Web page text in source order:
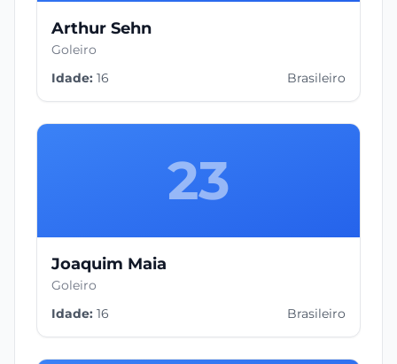
Arthur Sehn
Goleiro
Idade: 16 Brasileiro
23
Joaquim Maia
Goleiro
Idade: 16 Brasileiro